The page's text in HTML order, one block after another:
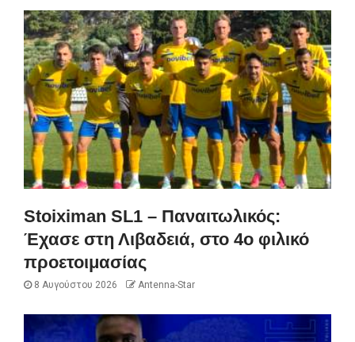
Stoiximan SL1 – Παναιτωλικός:
Έχασε στη Λιβαδειά, στο 4ο φιλικό
προετοιμασίας
8 Αυγούστου 2026 Antenna-Star